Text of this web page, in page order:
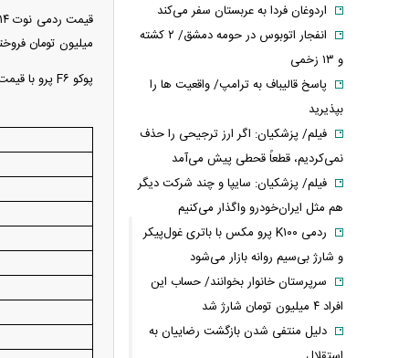
میلیون تومان
پوکو F۶ پرو با قیمت ۷۶ میلیون و ۵۰۰ هزار تومان یکی از گران‌ترین میانرده‌های چینی بازار است.
اردوغان فردا به عربستان سفر می‌کند
انفجار اتوبوس در حومه دمشق/ ۲ کشته
و ۱۳ زخمی
پاسخ قالیباف به ترامپ/ واقعیت ها را
بپذیرید
فیلم/ پزشکیان: اگر ارز ترجیحی را حذف
نمی‌کردیم، قطعاً قحطی پیش می‌آمد
فیلم/ پزشکیان: سایپا و چند شرکت دیگر
هم مثل ایران‌خودرو واگذار می‌کنیم
ردمی K۱۰۰ پرو مکس با باتری غول‌پیکر
و شارژ بی‌سیم روانه بازار می‌شود
سرپرستان خانوار بخوانند/ حساب این
افراد ۴ میلیون تومان شارژ شد
دلیل منتفی شدن بازگشت رضاییان به